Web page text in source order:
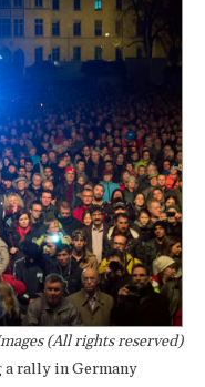
(All rights reserved)
a rally in Germany